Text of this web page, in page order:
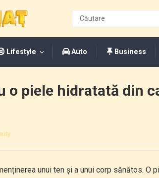
Lifestyle Auto Business
o piele hidratată din
unui ten și a unui corp sănătos. O